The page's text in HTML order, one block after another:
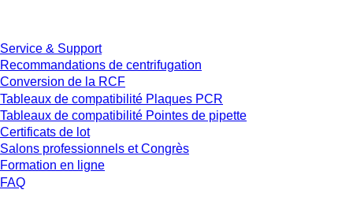
Service & Support
Recommandations de centrifugation
Conversion de la RCF
Tableaux de compatibilité Plaques PCR
Tableaux de compatibilité Pointes de pipette
Certificats de lot
Salons professionnels et Congrès
Formation en ligne
FAQ